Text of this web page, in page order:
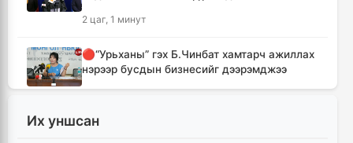
2 цаг, 1 минут
🔴“Урьханы” гэх Б.Чинбат хамтарч ажиллах
нэрээр бусдын бизнесийг дээрэмджээ
Нэгдүгээр хорооллын арын замыг түр хааж,
Их уншсан